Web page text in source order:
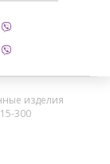
изделия
300